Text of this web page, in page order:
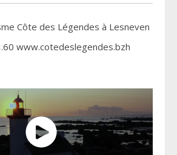
Côte des Légendes à Lesneven
www.cotedeslegendes.bzh